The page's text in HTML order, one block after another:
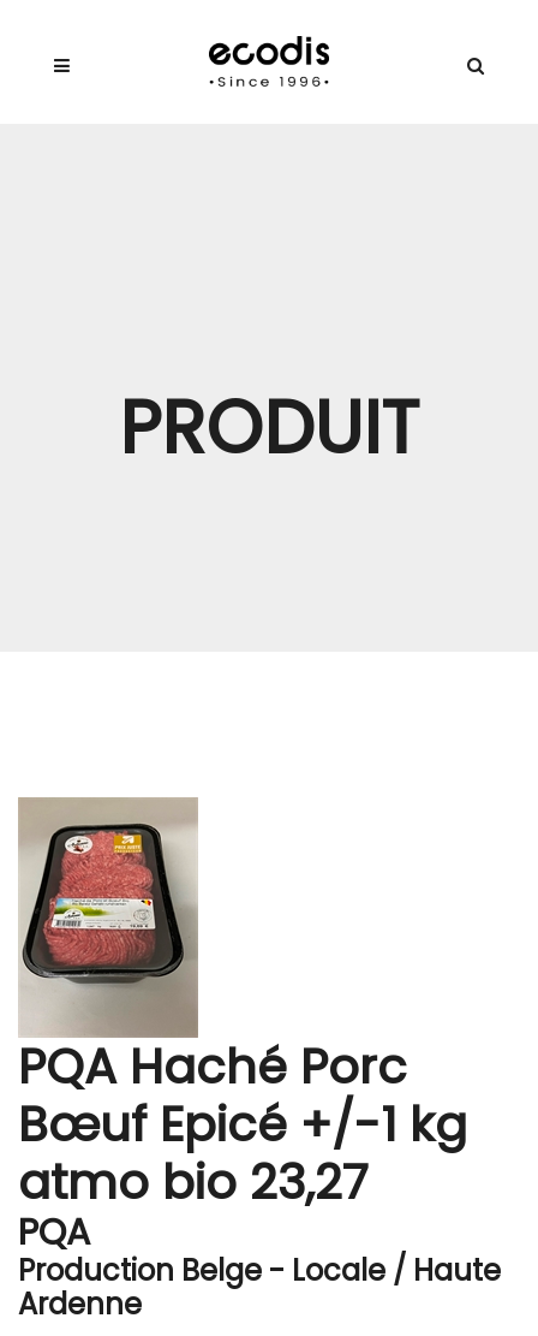
PRODUIT
PQA Haché Porc
Bœuf Epicé +/-1 kg
atmo bio 23,27
PQA
Production Belge - Locale / Haute
Ardenne